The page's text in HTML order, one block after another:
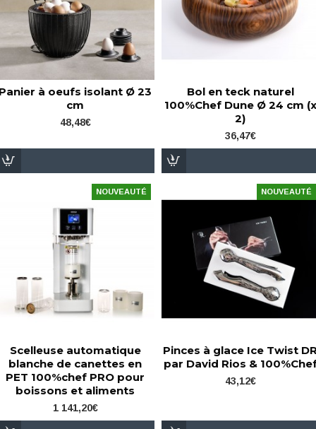
à oeufs isolant Ø 23
cm
48,48€
Bol en teck naturel
100%Chef Dune Ø 24 cm (x
2)
36,47€
NOUVEAUTÉ
Scelleuse automatique
blanche de canettes en
PET 100%chef PRO pour
boissons et aliments
1 141,20€
NOUVEAUTÉ
Pinces à glace Ice Twist
par David Rios &
43,12€